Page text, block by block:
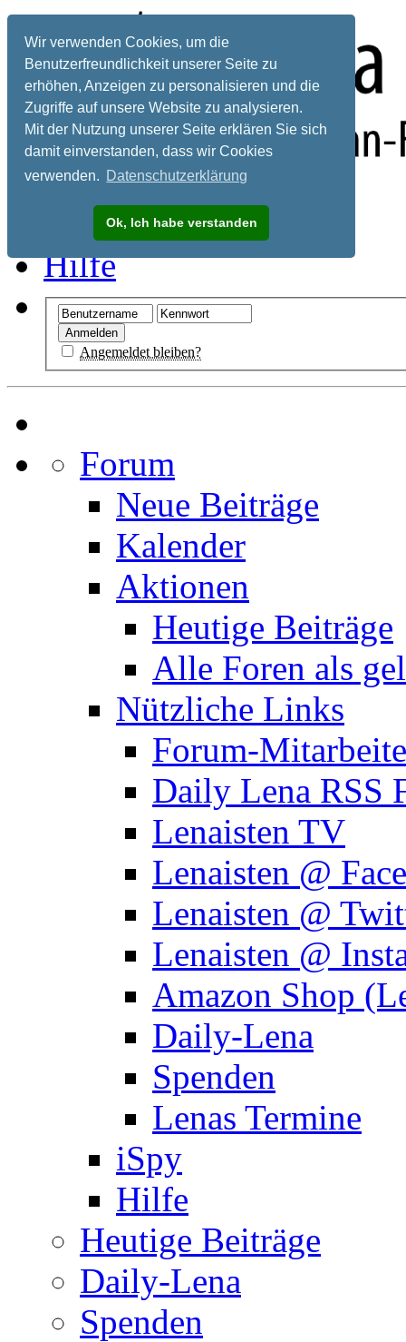
Wir verwenden Cookies, um die
Benutzerfreundlichkeit unserer Seite zu
erhöhen, Anzeigen zu personalisieren und die
Zugriffe auf unsere Website zu analysieren.
Mit der Nutzung unserer Seite erklären Sie sich
damit einverstanden, dass wir Cookies
verwenden. Datenschutzerklärung
Ok, Ich habe verstanden
Registrieren
Hilfe
Angemeldet bleiben?
Forum
Neue Beiträge
Kalender
Aktionen
Heutige Beiträge
Alle Foren als
Nützliche Links
Forum-
Daily Lena RSS
Lenaisten TV
Lenaisten @
Lenaisten @
Lenaisten @
Amazon Shop
Daily-Lena
Spenden
Lenas Termine
iSpy
Hilfe
Heutige Beiträge
Daily-Lena
Spenden